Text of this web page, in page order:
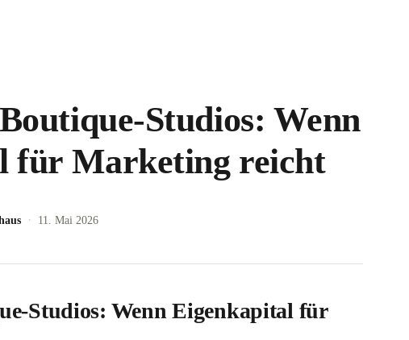
Studios: Wenn
für Marketing reicht
· 11. Mai 2026
Studios: Wenn Eigenkapital für